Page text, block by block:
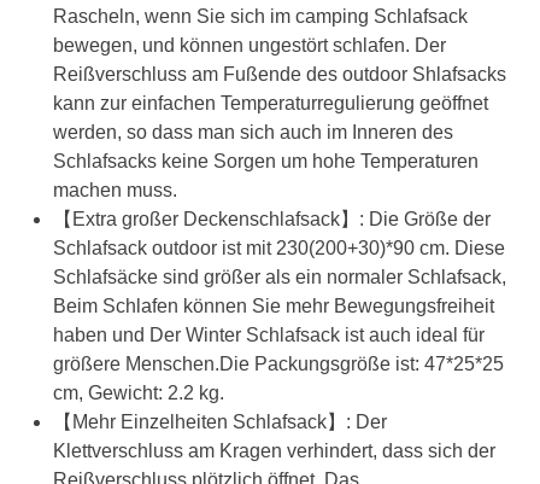
Rascheln, wenn Sie sich im camping Schlafsack
bewegen, und können ungestört schlafen. Der
Reißverschluss am Fußende des outdoor Shlafsacks
kann zur einfachen Temperaturregulierung geöffnet
werden, so dass man sich auch im Inneren des
Schlafsacks keine Sorgen um hohe Temperaturen
machen muss.
【Extra großer Deckenschlafsack】: Die Größe der
Schlafsack outdoor ist mit 230(200+30)*90 cm. Diese
Schlafsäcke sind größer als ein normaler Schlafsack,
Beim Schlafen können Sie mehr Bewegungsfreiheit
haben und Der Winter Schlafsack ist auch ideal für
größere Menschen.Die Packungsgröße ist: 47*25*25
cm, Gewicht: 2.2 kg.
【Mehr Einzelheiten Schlafsack】: Der
Klettverschluss am Kragen verhindert, dass sich der